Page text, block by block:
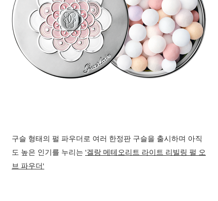
구슬 형태의 펄 파우더로 여러 한정판 구슬을 출시하며 아직
도 높은 인기를 누리는 '겔랑 메테오리트 라이트 리빌링 펄 오
브 파우더'